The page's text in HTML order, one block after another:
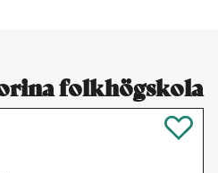
folkhögskola